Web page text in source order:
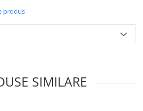
/ metru
ridicate
industriale si tehnice
produs
SIMILARE